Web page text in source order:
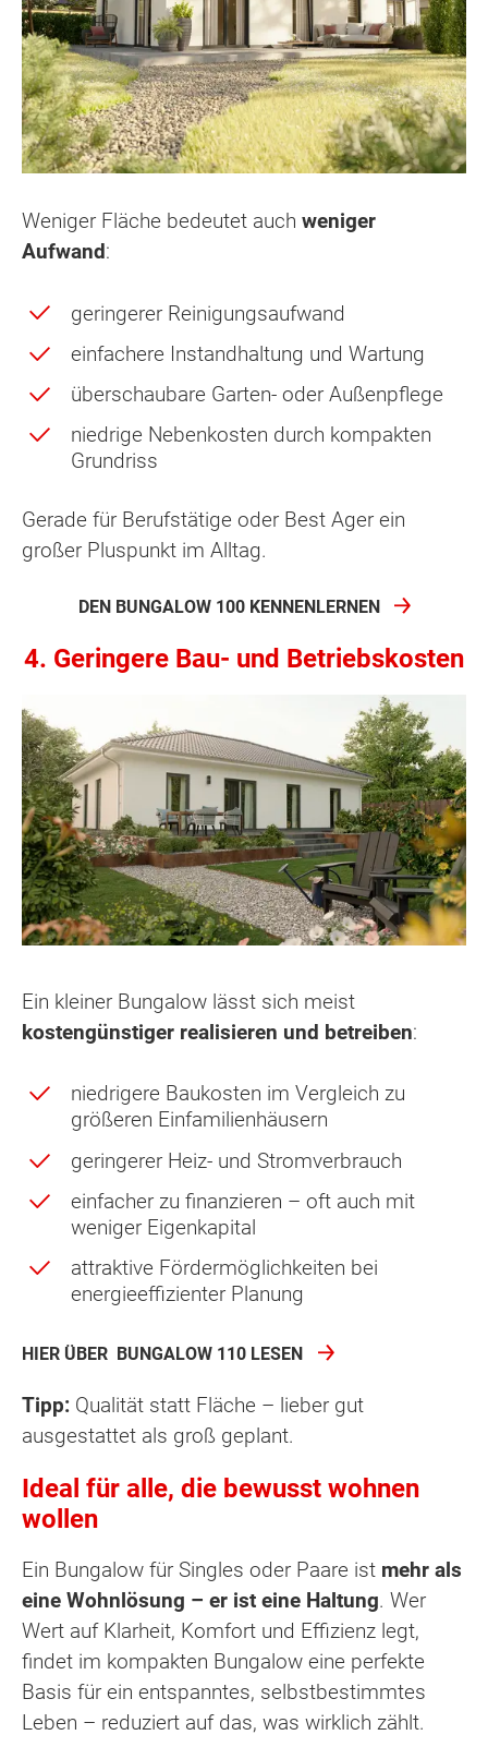
Weniger Fläche bedeutet auch weniger
Aufwand:
geringerer Reinigungsaufwand
einfachere Instandhaltung und Wartung
überschaubare Garten- oder Außenpflege
niedrige Nebenkosten durch kompakten
Grundriss
Gerade für Berufstätige oder Best Ager ein
großer Pluspunkt im Alltag.
DEN BUNGALOW 100 KENNENLERNEN
4. Geringere Bau- und Betriebskosten
Ein kleiner Bungalow lässt sich meist
kostengünstiger realisieren und betreiben:
niedrigere Baukosten im Vergleich zu
größeren Einfamilienhäusern
geringerer Heiz- und Stromverbrauch
einfacher zu finanzieren – oft auch mit
weniger Eigenkapital
attraktive Fördermöglichkeiten bei
energieeffizienter Planung
HIER ÜBER BUNGALOW 110 LESEN
Tipp: Qualität statt Fläche – lieber gut
ausgestattet als groß geplant.
Ideal für alle, die bewusst wohnen
wollen
Ein Bungalow für Singles oder Paare ist mehr als
eine Wohnlösung – er ist eine Haltung. Wer
Wert auf Klarheit, Komfort und Effizienz legt,
findet im kompakten Bungalow eine perfekte
Basis für ein entspanntes, selbstbestimmtes
Leben – reduziert auf das, was wirklich zählt.